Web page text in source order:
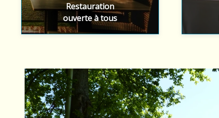
Restauration
ouverte à tous